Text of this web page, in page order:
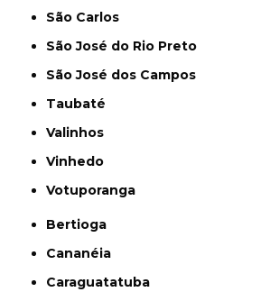
São Carlos
São José do Rio Preto
São José dos Campos
Taubaté
Valinhos
Vinhedo
Votuporanga
Bertioga
Cananéia
Caraguatatuba